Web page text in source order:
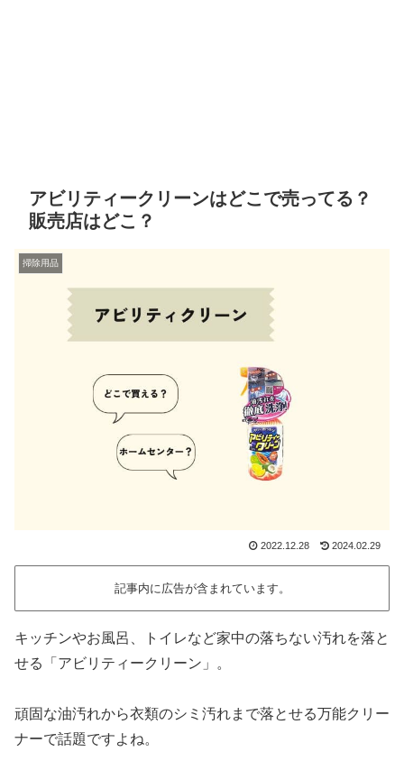
アビリティークリーンはどこで売ってる？
販売店はどこ？
掃除用品
2022.12.28 2024.02.29
記事内に広告が含まれています。
キッチンやお風呂、トイレなど家中の落ちない汚れを落と
せる「アビリティークリーン」。
頑固な油汚れから衣類のシミ汚れまで落とせる万能クリー
ナーで話題ですよね。